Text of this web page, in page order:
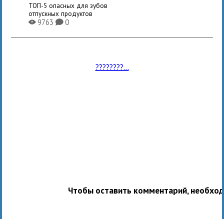
ТОП-5 опасных для зубов
отпускных продуктов
X9763K0
????????...
Чтобы оставить комментарий,